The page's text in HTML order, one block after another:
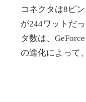
コネクタは8ピ
が244ワットだ
タ数は、
の進化によって